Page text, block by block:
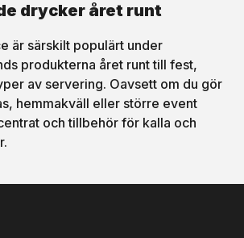
drycker året runt
är särskilt populärt under
produkterna året runt till fest,
av servering. Oavsett om du gör
hemmakväll eller större event
och tillbehör för kalla och